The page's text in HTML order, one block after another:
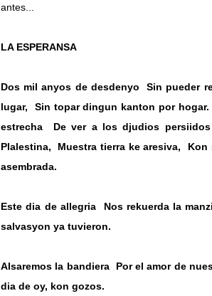
antes...
LA ESPERANSA
Dos mil anyos de desdenyo Sin pueder
lugar,
Sin topar dingun kanton por hogar.
estrecha
De ver a los djudios persiidos
Plalestina,
Muestra tierra ke aresiva, Kon
asembrada.
Este dia de allegria Nos rekuerda la
salvasyon ya tuvieron.
Alsaremos la bandiera Por el amor de
dia de oy, kon gozos.